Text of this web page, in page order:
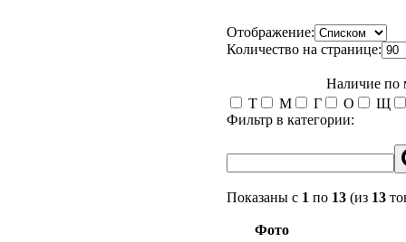
Отображение:
Количество на странице:
Наличие по
Т
М Г О
Щ
Фильтр в категории:
Показаны с 1 по 13 (из 13
Фото